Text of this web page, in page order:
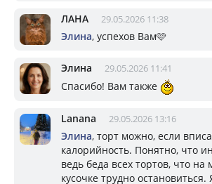
ЛАНА 29.05.2026 11:38
Элина, успехов Вам🩷
Элина 29.05.2026 11:41
Спасибо! Вам также
Lanana 29.05.2026 13:16
Элина, торт можно, если
калорийность. Понятно, что
ведь беда всех тортов, что на
кусочке трудно